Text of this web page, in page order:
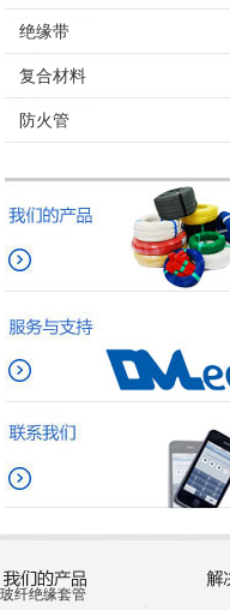
绝缘带
复合材料
防火管
玻纤绝缘套管